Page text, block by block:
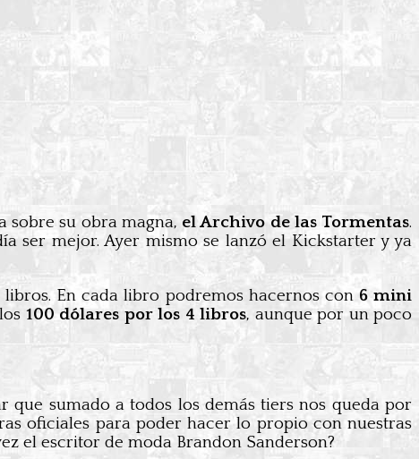
sobre su obra magna, el Archivo de las Tormentas.
ser mejor. Ayer mismo se lanzó el Kickstarter y ya
En cada libro podremos hacernos con 6 mini
100 dólares por los 4 libros, aunque por un poco
que sumado a todos los demás tiers nos queda por
oficiales para poder hacer lo propio con nuestras
el escritor de moda Brandon Sanderson?